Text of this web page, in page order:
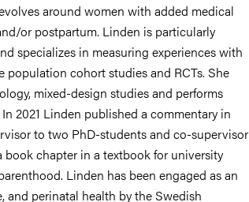
around women with added medical
or postpartum. Linden is particularly
specializes in measuring experiences with
cohort studies and RCTs. She
mixed-design studies and performs
2021 Linden published a commentary in
to two PhD-students and co-supervisor
chapter in a textbook for university
Linden has been engaged as an
and perinatal health by the Swedish